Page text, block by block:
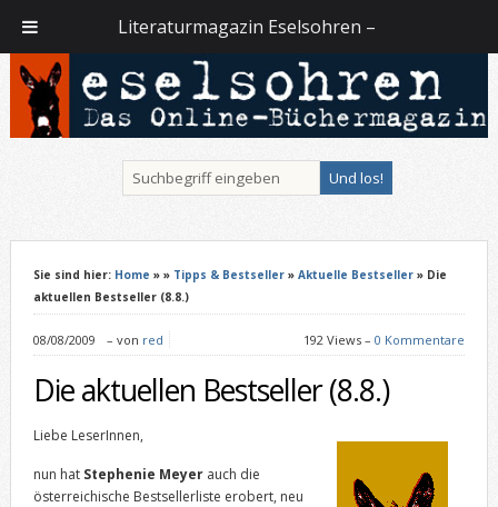
Sie sind hier: Home » » Tipps & Bestseller» Aktuelle Bestseller» Die
aktuellen Bestseller (8.8.)
08/08/2009 – von red 192 Views –0 Kommentare
Die aktuellen Bestseller (8.8.)
Liebe LeserInnen,
nun hat Stephenie Meyerauch die
österreichische Bestsellerliste erobert, neu
Literaturmagazin Eselsohren –